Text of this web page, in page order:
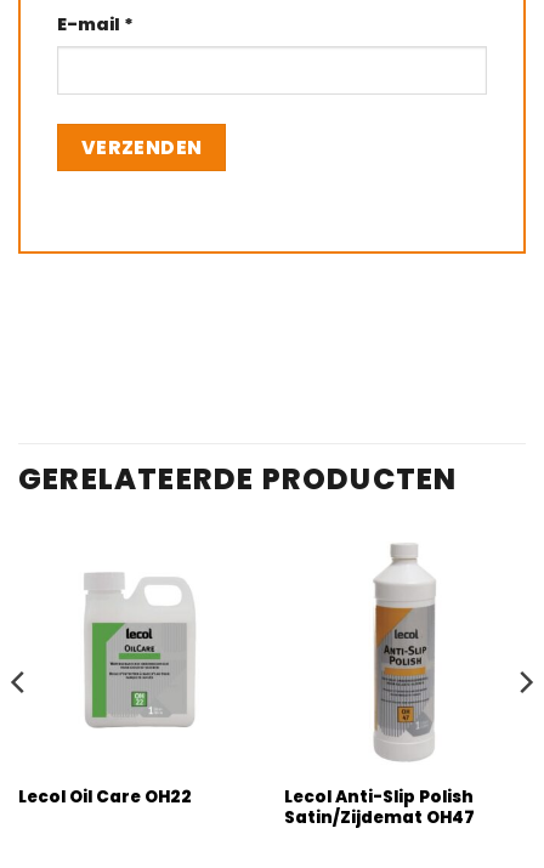
E-mail *
GERELATEERDE PRODUCTEN
Lecol Oil Care OH22
Lecol Anti-Slip Polish
Satin/Zijdemat OH47